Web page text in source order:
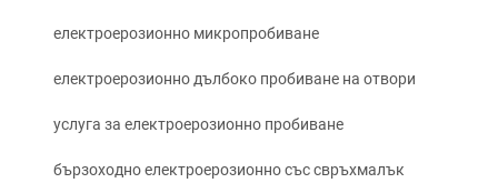
електроерозионно микропробиване
електроерозионно дълбоко пробиване на отвори
услуга за електроерозионно пробиване
бързоходно електроерозионно със свръхмалък